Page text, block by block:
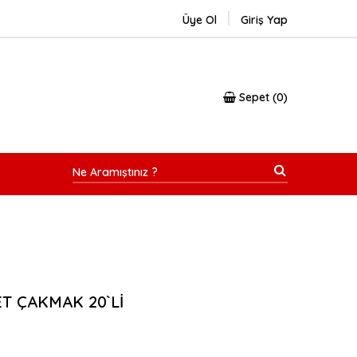
Üye Ol Giriş Yap
Sepet 0
ÇAKMAK 20`Lİ